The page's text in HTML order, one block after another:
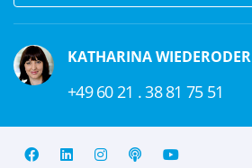
KATHARINA WIEDERODER
+49 60 21 . 38 81 75 51